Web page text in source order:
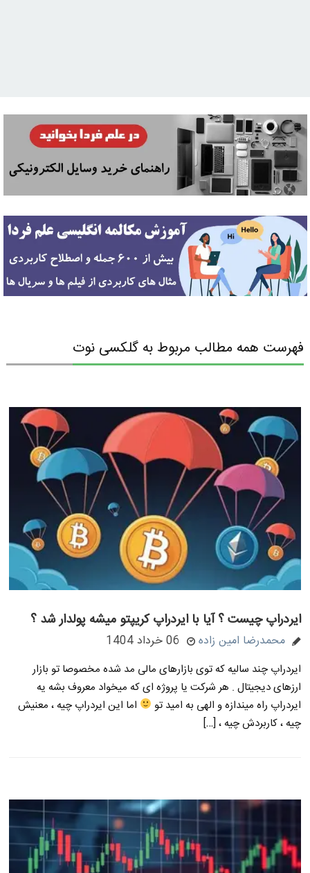
فهرست همه مطالب مربوط به گلکسی نوت
ایردراپ چیست ؟ آیا با ایردراپ کریپتو میشه پولدار شد ؟
محمدرضا امین زاده 06 خرداد 1404
ایردراپ چند سالیه که توی بازارهای مالی مد شده مخصوصا تو بازار
ارزهای دیجیتال . هر شرکت یا پروژه ای که میخواد معروف بشه یه
ایردراپ راه میندازه و الهی به امید تو
اما این ایردراپ چیه ، معنیش
چیه ، کاربردش چیه ، […]